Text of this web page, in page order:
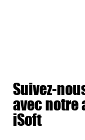
Suivez-
avec notre
iSoft